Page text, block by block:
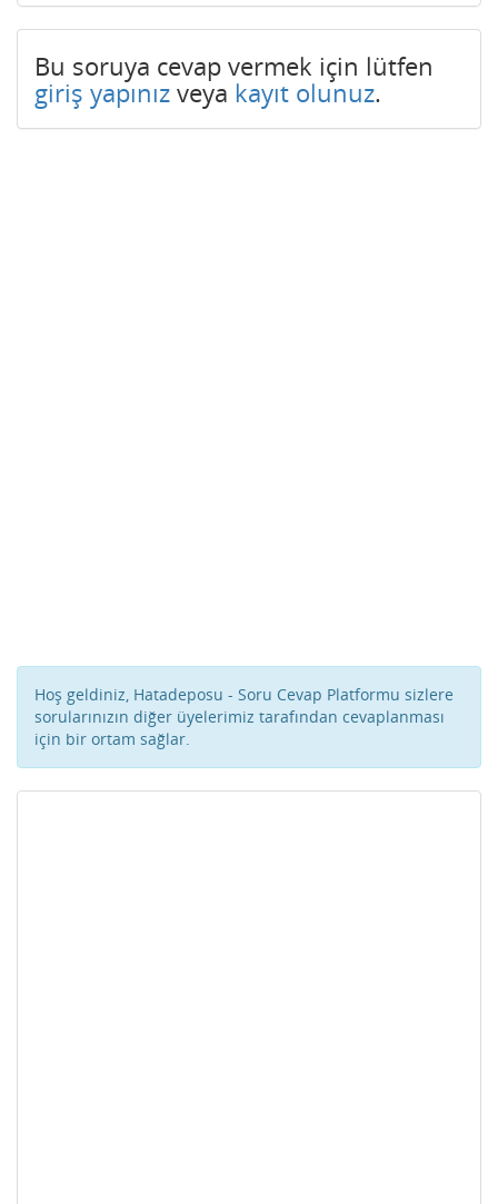
Bu soruya cevap vermek için lütfen
giriş yapınız veya kayıt olunuz.
Hoş geldiniz, Hatadeposu - Soru Cevap Platformu sizlere
sorularınızın diğer üyelerimiz tarafından cevaplanması
için bir ortam sağlar.